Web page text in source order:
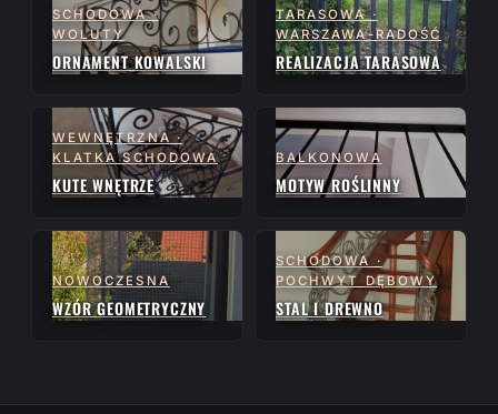
SCHODOWA ·
WOLUTY
ORNAMENT KOWALSKI
TARASOWA ·
WARSZAWA-RADOŚĆ
REALIZACJA TARASOWA
WEWNĘTRZNA ·
KLATKA SCHODOWA
KUTE WNĘTRZE
BALKONOWA
MOTYW ROŚLINNY
NOWOCZESNA
WZÓR GEOMETRYCZNY
SCHODOWA ·
POCHWYT DĘBOWY
STAL I DREWNO